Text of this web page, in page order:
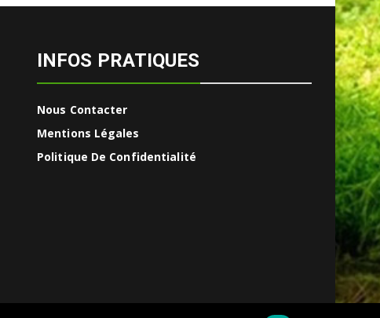
INFOS PRATIQUES
Nous Contacter
Mentions Légales
Politique De Confidentialité